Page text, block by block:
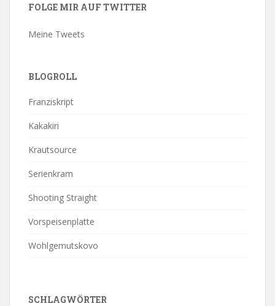
FOLGE MIR AUF TWITTER
Meine Tweets
BLOGROLL
Franziskript
Kakakiri
Krautsource
Serienkram
Shooting Straight
Vorspeisenplatte
Wohlgemutskovo
SCHLAGWÖRTER